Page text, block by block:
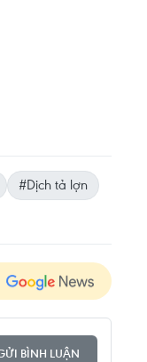
#Dịch tả lợn
BÌNH LUẬN